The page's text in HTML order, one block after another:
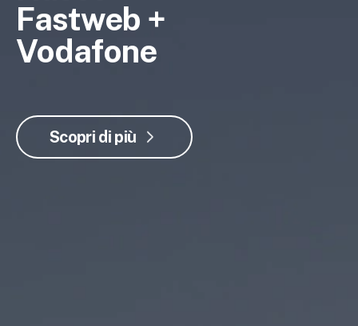
Fastweb +
Vodafone
Scopri di più